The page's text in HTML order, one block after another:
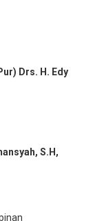
Drs. H. Edy
S.H,